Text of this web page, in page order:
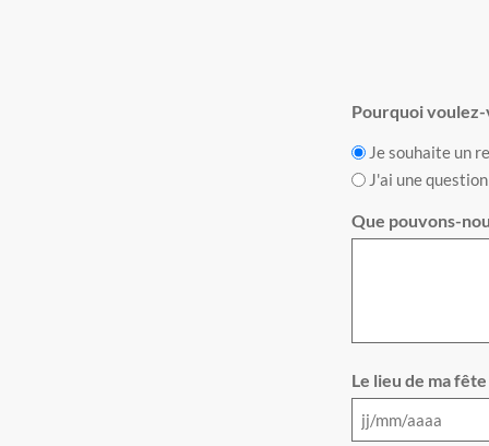
Pourquoi
Je souhaite un
J'ai une
Que pouvons-
Le lieu de ma